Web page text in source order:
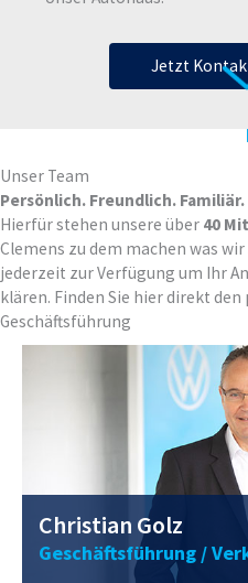
Jetzt
Unser Team
Persönlich. Freundlich. Familiär.
Hierfür stehen unsere über 40
Clemens zu dem machen was
jederzeit zur Verfügung um Ihr
klären. Finden Sie hier direkt
Geschäftsführung
0211 / 40
Christian Golz
Geschäftsführung /
0211 / 40